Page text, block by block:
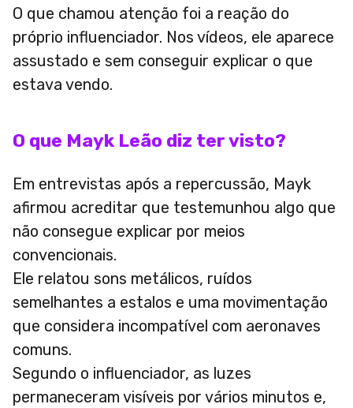
O que chamou atenção foi a reação do
próprio influenciador. Nos vídeos, ele aparece
assustado e sem conseguir explicar o que
estava vendo.
O que Mayk Leão diz ter visto?
Em entrevistas após a repercussão, Mayk
afirmou acreditar que testemunhou algo que
não consegue explicar por meios
convencionais.
Ele relatou sons metálicos, ruídos
semelhantes a estalos e uma movimentação
que considera incompatível com aeronaves
comuns.
Segundo o influenciador, as luzes
permaneceram visíveis por vários minutos e,